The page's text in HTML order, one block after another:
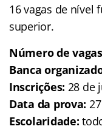
16 vagas de nível
superior.
Número de
Banca
Inscrições: 28 de
Data da prova:
Escolaridade: